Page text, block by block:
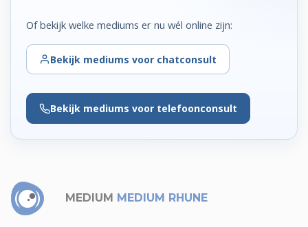
Of bekijk welke mediums er nu wél online zijn:
Bekijk mediums voor chatconsult
Bekijk mediums voor telefoonconsult
MEDIUM MEDIUM RHUNE